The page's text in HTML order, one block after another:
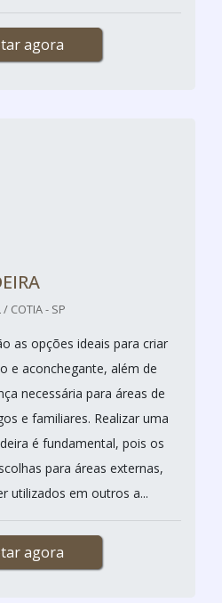
agora
COTIA - SP
as opções ideais para criar
e aconchegante, além de
necessária para áreas de
e familiares. Realizar uma
é fundamental, pois os
para áreas externas,
utilizados em outros a...
agora